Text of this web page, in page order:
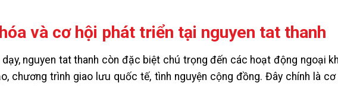
và cơ hội phát triển tại nguyen tat thanh
nguyen tat thanh còn đặc biệt chú trọng đến các hoạt động ngoại
chương trình giao lưu quốc tế, tình nguyện cộng đồng. Đây chính là